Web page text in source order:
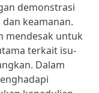
demonstrasi
keamanan.
mendesak untuk
terkait isu-
Dalam